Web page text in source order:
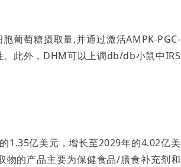
葡萄糖摄取量,并通过激活AMPK-PGC-
此外，DHM可以上调db/db小鼠中IRS
1.35亿美元，增长至2029年的4.02亿美
物的产品主要为保健食品/膳食补充剂和